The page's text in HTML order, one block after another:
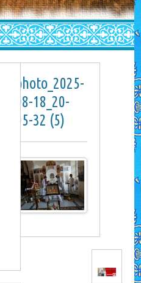
photo_2025-
08-18_20-
05-32 (5)